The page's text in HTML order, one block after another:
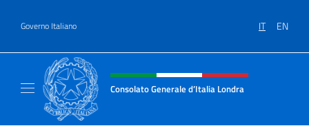
Governo Italiano IT EN
Intestazione sito, social e menù
Consolato Generale d’Italia Londra